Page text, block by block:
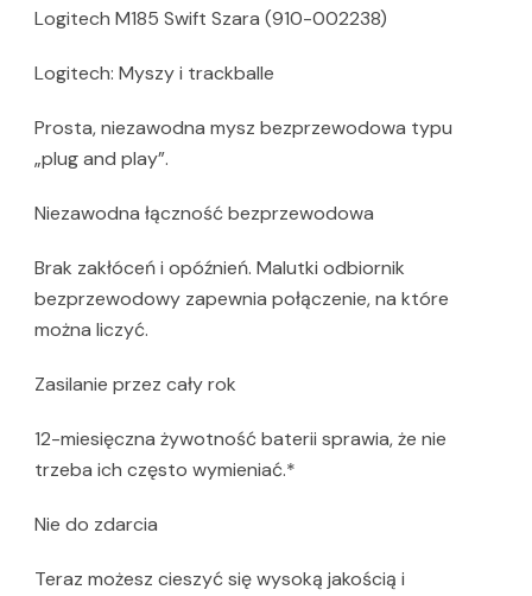
Logitech M185 Swift Szara (910-002238)
Logitech: Myszy i trackballe
Prosta, niezawodna mysz bezprzewodowa typu
„plug and play”.
Niezawodna łączność bezprzewodowa
Brak zakłóceń i opóźnień. Malutki odbiornik
bezprzewodowy zapewnia połączenie, na które
można liczyć.
Zasilanie przez cały rok
12-miesięczna żywotność baterii sprawia, że nie
trzeba ich często wymieniać.*
Nie do zdarcia
Teraz możesz cieszyć się wysoką jakością i